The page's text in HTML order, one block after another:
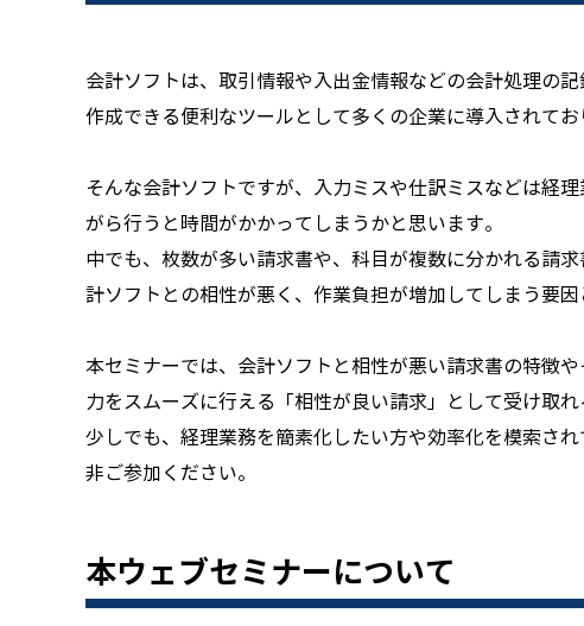
会計ソフトは、取引情報や入出金情報などの会計処理の
作成できる便利なツールとして多くの企業に導入されてお
そんな会計ソフトですが、入力ミスや仕訳ミスなどは経
がら行うと時間がかかってしまうかと思います。
中でも、枚数が多い請求書や、科目が複数に分かれる請
計ソフトとの相性が悪く、作業負担が増加してしまう要因
本セミナーでは、会計ソフトと相性が悪い請求書の特徴
力をスムーズに行える「相性が良い請求」として受け取れ
少しでも、経理業務を簡素化したい方や効率化を模索さ
非ご参加ください。
本ウェブセミナーについて